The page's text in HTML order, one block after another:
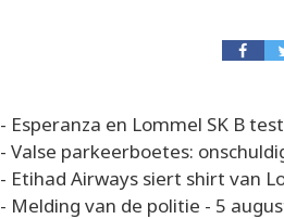
- Esperanza en Lommel SK B
- Valse parkeerboetes:
- Etihad Airways siert shirt van
- Melding van de politie - 5